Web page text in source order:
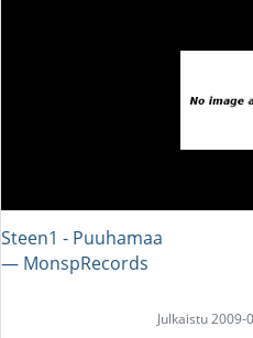
Steen1 - Puuhamaa
― MonspRecords
Julkaistu